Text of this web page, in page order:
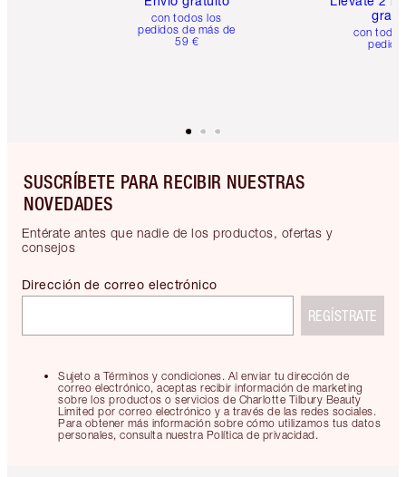
con todos los
pedidos de más de
59 €
gratis
con
SUSCRÍBETE PARA RECIBIR NUESTRAS
NOVEDADES
Entérate antes que nadie de los productos, ofertas y
consejos
Sujeto a Términos y condiciones. Al enviar tu dirección de
correo electrónico, aceptas recibir información de marketing
sobre los productos o servicios de Charlotte Tilbury Beauty
Limited por correo electrónico y a través de las redes sociales.
Para obtener más información sobre cómo utilizamos tus datos
personales, consulta nuestra Política de privacidad.
Dirección de correo electrónico
REGÍSTRATE